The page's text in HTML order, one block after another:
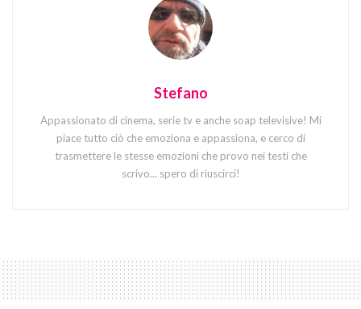
Stefano
Appassionato di cinema, serie tv e anche soap televisive! Mi
piace tutto ciò che emoziona e appassiona, e cerco di
trasmettere le stesse emozioni che provo nei testi che
scrivo... spero di riuscirci!